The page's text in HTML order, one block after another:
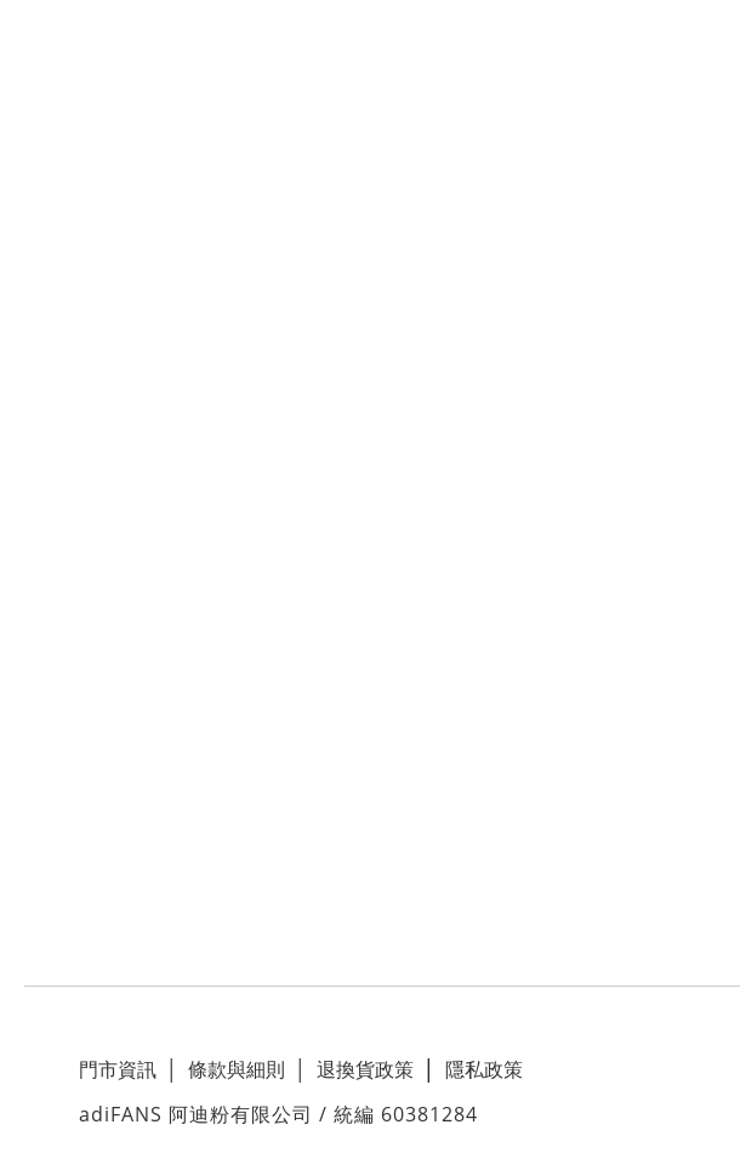
門市資訊 條款與細則 退換貨政策 隱私政策
adiFANS 阿迪粉有限公司 / 統編 60381284